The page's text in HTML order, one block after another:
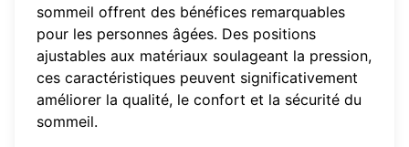
sommeil offrent des bénéfices remarquables
pour les personnes âgées. Des positions
ajustables aux matériaux soulageant la pression,
ces caractéristiques peuvent significativement
améliorer la qualité, le confort et la sécurité du
sommeil.